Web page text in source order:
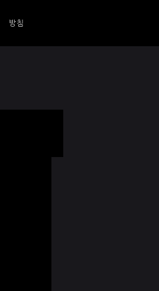
방침